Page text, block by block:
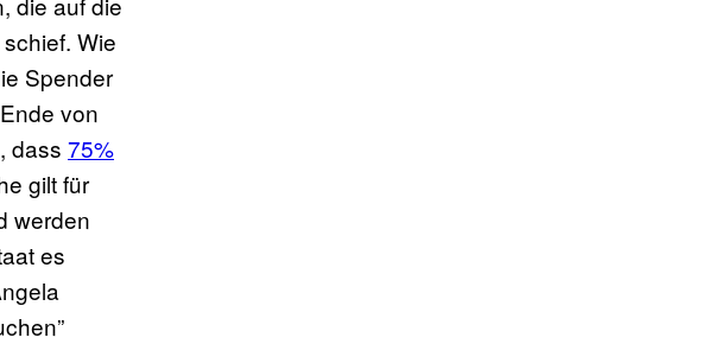
Wie
Spender
von
dass 75%
gilt für
werden
es